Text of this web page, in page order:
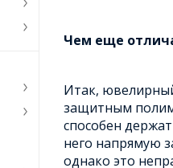
Чем еще
Итак,
защитным
способен
него напрямую
однако это